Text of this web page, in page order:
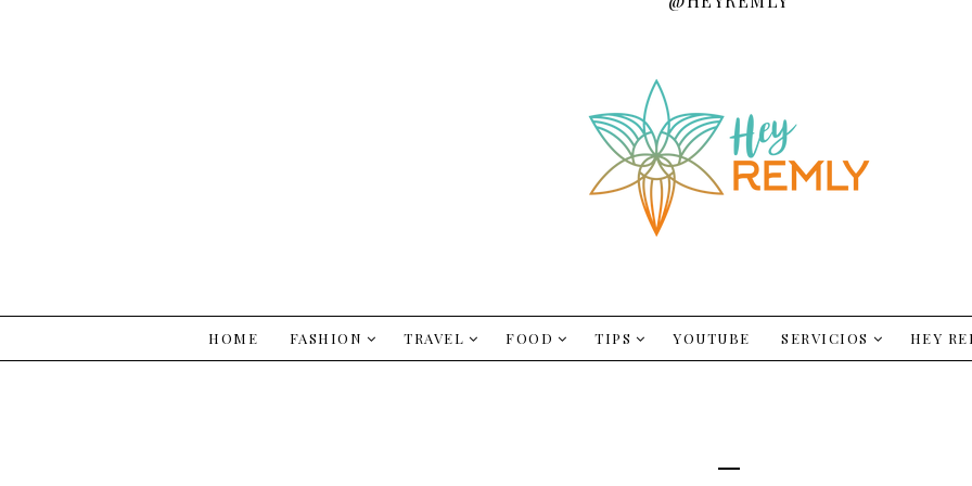
HOME FASHION TRAVEL FOOD TIPS YOUTUBE SERVICIOS HEY